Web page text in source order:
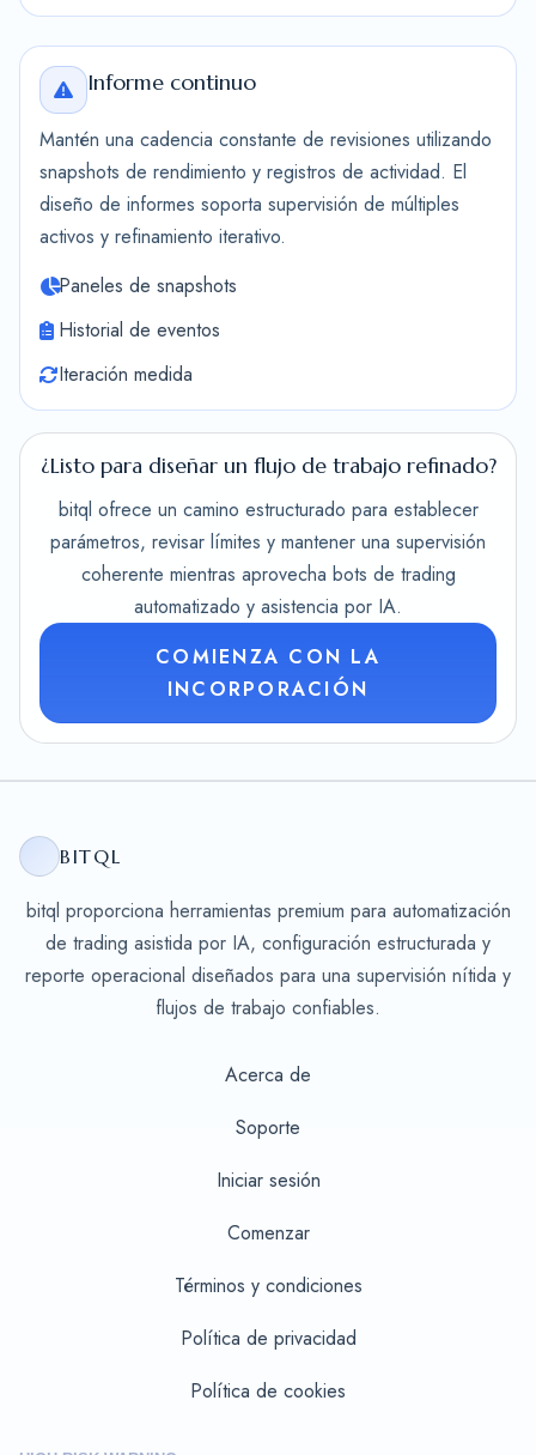
Informe continuo
Mantén una cadencia constante de revisiones utilizando
snapshots de rendimiento y registros de actividad. El
diseño de informes soporta supervisión de múltiples
activos y refinamiento iterativo.
Paneles de snapshots
Historial de eventos
Iteración medida
¿Listo para diseñar un flujo de trabajo refinado?
bitql ofrece un camino estructurado para establecer
parámetros, revisar límites y mantener una supervisión
coherente mientras aprovecha bots de trading
automatizado y asistencia por IA.
COMIENZA CON LA
INCORPORACIÓN
BITQL
bitql proporciona herramientas premium para automatización
de trading asistida por IA, configuración estructurada y
reporte operacional diseñados para una supervisión nítida y
flujos de trabajo confiables.
Acerca de
Soporte
Iniciar sesión
Comenzar
Términos y condiciones
Política de privacidad
Política de cookies